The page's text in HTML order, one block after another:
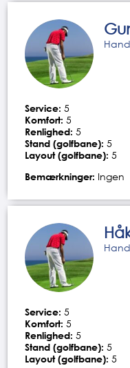
Service: 5
Komfort: 5
Renlighed: 5
Stand (golfbane): 5
Layout (golfbane): 5
Bemærkninger: Ingen
Service: 5
Komfort: 5
Renlighed: 5
Stand (golfbane): 5
Layout (golfbane): 5